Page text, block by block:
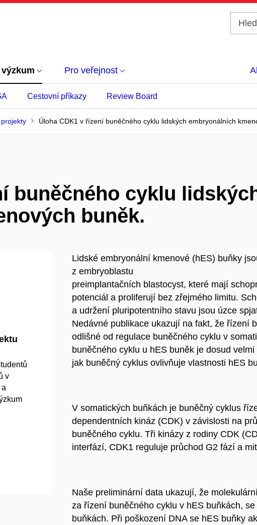
Pro veřejnost
Cestovní příkazy Review Board
Úloha CDK1 v řízení buněčného cyklu lidských embryonálních
buněčného cyklu
buněk.
v
Lidské embryonální kmenové (hES) buňky
z embryoblastu
preimplantačních blastocyst, které mají
potenciál a proliferují bez zřejmého limitu.
a udržení pluripotentního stavu jsou úzce
Nedávné publikace ukazují na fakt, že řízení
odlišné od regulace buněčného cyklu v
buněčného cyklu u hES buněk je dosud
jak buněčný cyklus ovlivňuje vlastnosti hES
V somatických buňkách je buněčný cyklus
dependentních kináz (CDK) v závislosti na
buněčného cyklu. Tři kinázy z rodiny CDK
interfází, CDK1 reguluje průchod G2 fází a
Naše preliminární data ukazují, že
za řízení buněčného cyklu v hES buňkách,
buňkách. Při poškození DNA se hES buňky